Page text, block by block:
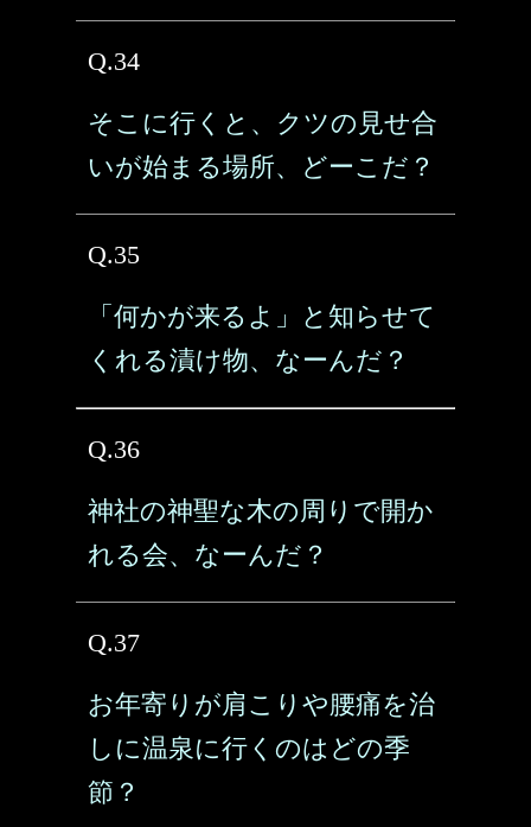
Q.34
そこに行くと、クツの見せ合
いが始まる場所、どーこだ？
Q.35
「何かが来るよ」と知らせて
くれる漬け物、なーんだ？
Q.36
神社の神聖な木の周りで開か
れる会、なーんだ？
Q.37
お年寄りが肩こりや腰痛を治
しに温泉に行くのはどの季
節？